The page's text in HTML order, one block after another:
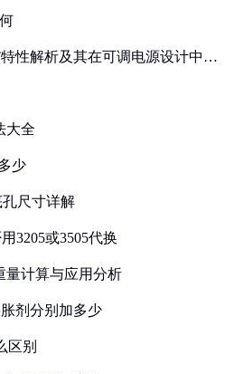
性解析及其在可调电源设计中的
大全
少
孔尺寸详解
3205或3505代换
量计算与应用分析
剂分别加多少
区别